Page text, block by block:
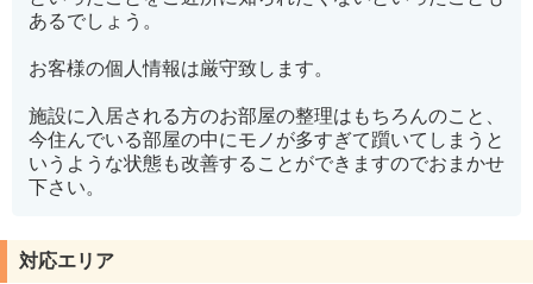
あるでしょう。
お客様の個人情報は厳守致します。
施設に入居される方のお部屋の整理はもちろんのこと、
今住んでいる部屋の中にモノが多すぎて躓いてしまうと
いうような状態も改善することができますのでおまかせ
下さい。
対応エリア